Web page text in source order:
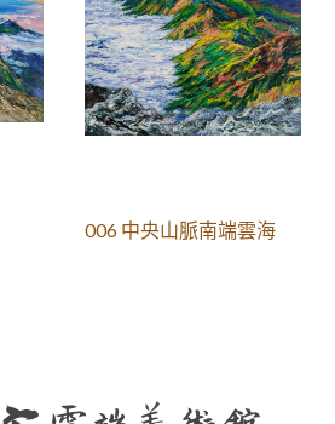
006 中央山脈南端雲海